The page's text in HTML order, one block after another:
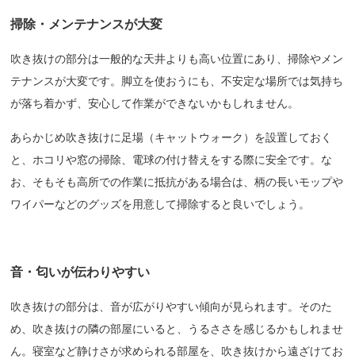
掃除・メンテナンスが大変
吹き抜けの部分は一般的な天井よりも高い位置にあり、掃除やメン
テナンスが大変です。脚立を使おうにも、不安定な場所では気持ち
が落ち着かず、安心して作業ができないかもしれません。
あらかじめ吹き抜けに足場（キャットウォーク）を設置しておく
と、ホコリや窓の掃除、電球の付け替えをする際に安全です。な
お、そもそも高所での作業に抵抗がある場合は、柄の長いモップや
ワイパーなどのグッズを用意して掃除すると良いでしょう。
音・匂いが伝わりやすい
吹き抜けの部分は、音が広がりやすい傾向が見られます。そのた
め、吹き抜けの隣の部屋にいると、うるささを感じるかもしれませ
ん。寝室など静けさが求められる部屋を、吹き抜けから遠ざけてお